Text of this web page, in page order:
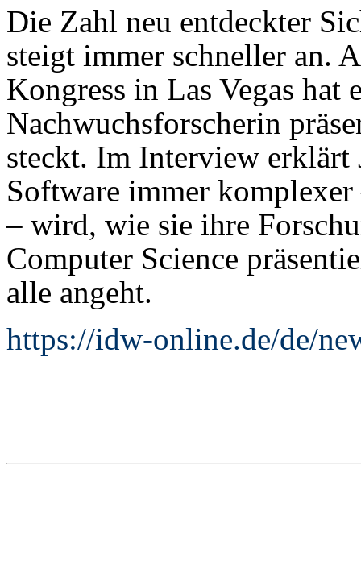
Die Zahl neu entdeckter
steigt immer schneller an.
Kongress in Las Vegas hat
Nachwuchsforscherin
steckt. Im Interview
Software immer
– wird, wie sie ihre
Computer Science
alle angeht.
https://idw-online.de/de/